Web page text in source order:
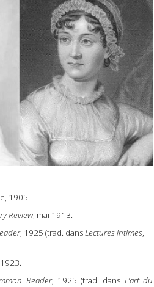
1905.
Review, mai 1913.
, 1925 (trad. dansLectures intimes,
Reader, 1925 (trad. dans L’art du